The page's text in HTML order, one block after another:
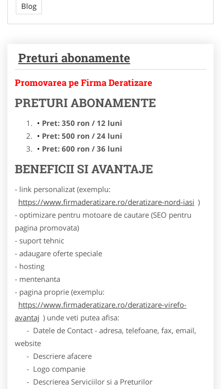
Blog
Preturi abonamente
Promovarea pe Firma Deratizare
PRETURI ABONAMENTE
Pret: 350 ron / 12 luni
Pret: 500 ron / 24 luni
Pret: 600 ron / 36 luni
BENEFICII SI AVANTAJE
- link personalizat (exemplu:
https://www.firmaderatizare.ro/deratizare-nord-iasi )
- optimizare pentru motoare de cautare (SEO pentru
pagina promovata)
- suport tehnic
- adaugare oferte speciale
- hosting
- mentenanta
- pagina proprie (exemplu:
https://www.firmaderatizare.ro/deratizare-virefo-
avantaj ) unde veti putea afisa:
- Datele de Contact - adresa, telefoane, fax, email,
website
- Descriere afacere
- Logo companie
- Descrierea Serviciilor si a Preturilor